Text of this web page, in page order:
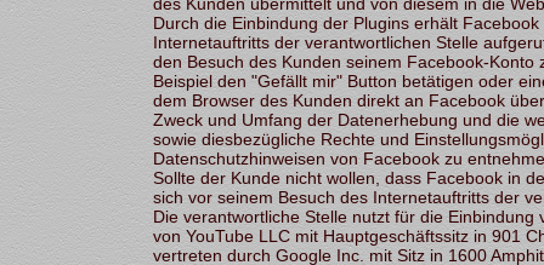
Durch die Einbindung der Plugins erhält
Internetauftritts der verantwortlichen Stelle
den Besuch des Kunden seinem Facebook-
Beispiel den "Gefällt mir" Button betätigen oder
dem Browser des Kunden direkt an Facebook
Zweck und Umfang der Datenerhebung und die
sowie diesbezügliche Rechte und
Datenschutzhinweisen von Facebook zu
Sollte der Kunde nicht wollen, dass Facebook in
sich vor seinem Besuch des Internetauftritts der
Die verantwortliche Stelle nutzt für die
von YouTube LLC mit Hauptgeschäftssitz in 901
vertreten durch Google Inc. mit Sitz in 1600